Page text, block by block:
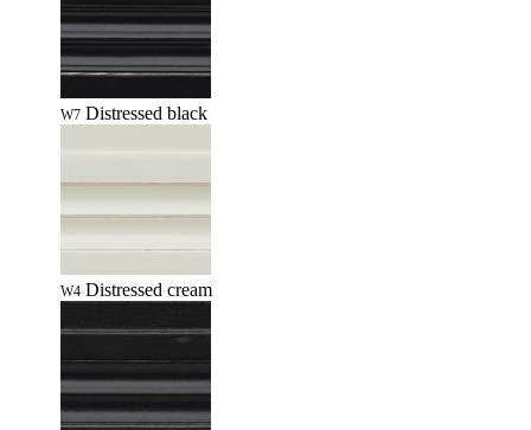
W7 Distressed black
W4 Distressed cream